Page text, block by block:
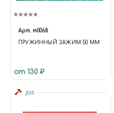
Арт. m0068
ПРУЖИННЫЙ ЗАЖИМ 50 ММ
от 130 ₽
jas